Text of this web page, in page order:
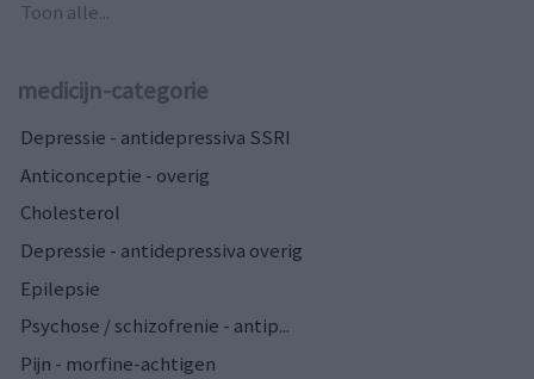
Toon alle...
medicijn-categorie
Depressie - antidepressiva SSRI
Anticonceptie - overig
Cholesterol
Depressie - antidepressiva overig
Epilepsie
Psychose / schizofrenie - antip...
Pijn - morfine-achtigen